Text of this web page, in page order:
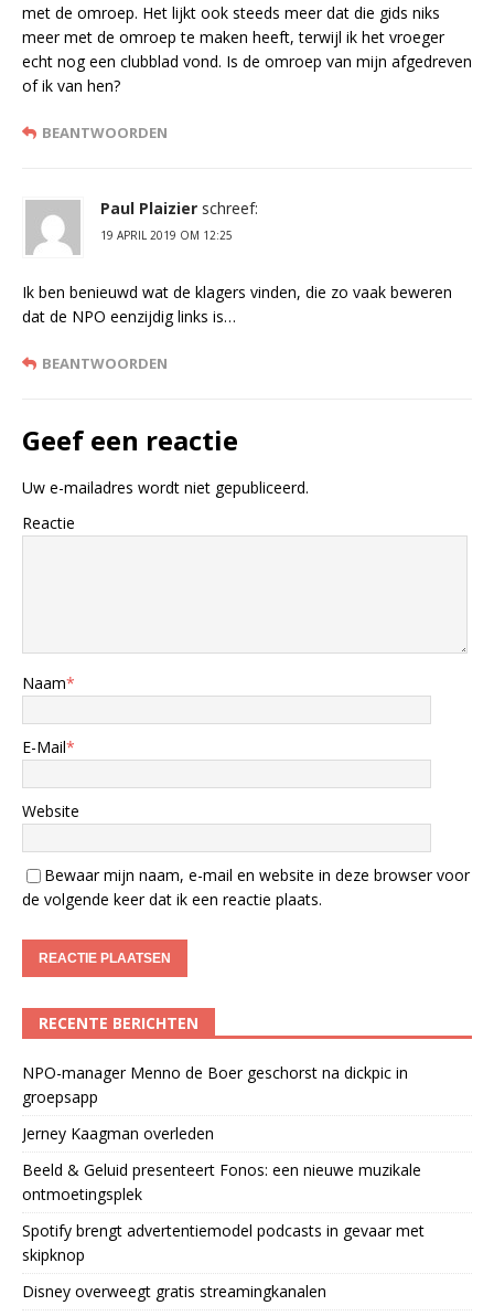
met de omroep. Het lijkt ook steeds meer dat die gids niks
meer met de omroep te maken heeft, terwijl ik het vroeger
echt nog een clubblad vond. Is de omroep van mijn afgedreven
of ik van hen?
BEANTWOORDEN
Paul Plaizier schreef:
19 APRIL 2019 OM 12:25
Ik ben benieuwd wat de klagers vinden, die zo vaak beweren
dat de NPO eenzijdig links is…
BEANTWOORDEN
Geef een reactie
Uw e-mailadres wordt niet gepubliceerd.
Reactie
Naam*
E-Mail*
Website
Bewaar mijn naam, e-mail en website in deze browser voor
de volgende keer dat ik een reactie plaats.
RECENTE BERICHTEN
NPO-manager Menno de Boer geschorst na dickpic in
groepsapp
Jerney Kaagman overleden
Beeld & Geluid presenteert Fonos: een nieuwe muzikale
ontmoetingsplek
Spotify brengt advertentiemodel podcasts in gevaar met
skipknop
Disney overweegt gratis streamingkanalen